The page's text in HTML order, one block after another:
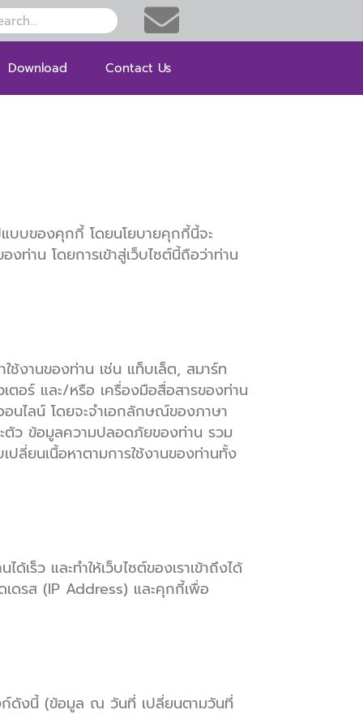
Download Contact Us
แบบของคุกกี้ โดยนโยบายคุกกี้นี้จะ
ท่าน โดยการเข้าสู่เว็บไซต์นี้ถือว่าท่าน
งานของท่าน เช่น แท็บเล็ต, สมาร์ท
ตอร์ และ/หรือ เครื่องมือสื่อสารของท่าน
นไลน์ โดยจะจำเอกลักษณ์ของภาษา
ตัว ข้อมูลความปลอดภัยของท่าน รวม
ลี่ยนเนื้อหาตามการใช้งานของท่านทั้ง
เร็ว และทำให้เว็บไซต์ของเราเข้าถึงได้
เดรส (IP Address) และคุกกี้เพื่อ
งก์ดังนี้ (ข้อมูล ณ วันที่ เปลี่ยนตามวันที่